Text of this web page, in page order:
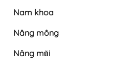
Nam khoa
Nâng mông
Nâng mũi